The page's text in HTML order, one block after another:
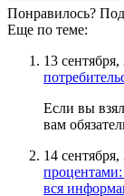
Понравилось?
Еще по теме:
13 сентября,
Если вы
вам
14 сентября,
вся